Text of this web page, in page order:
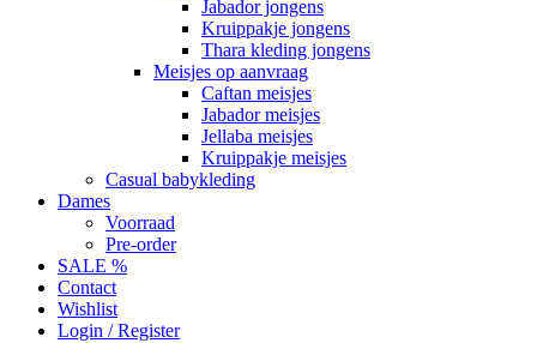
Jabador jongens
Kruippakje jongens
Thara kleding jongens
Meisjes op aanvraag
Caftan meisjes
Jabador meisjes
Jellaba meisjes
Kruippakje meisjes
Casual babykleding
Dames
Voorraad
Pre-order
SALE %
Contact
Wishlist
Login / Register